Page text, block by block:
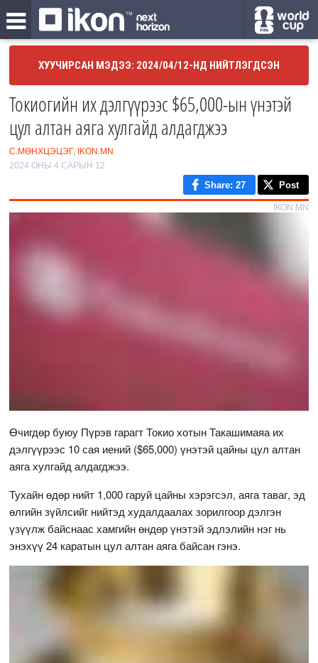
ХУУЧИРСАН МЭДЭЭ: 2024/04/12-НД НИЙТЛЭГДСЭН
Токиогийн их дэлгүүрээс $65,000-ын үнэтэй
цул алтан аяга хулгайд алдагджээ
С.МӨНХЦЭЦЭГ, IKON.MN
2024 ОНЫ 4 САРЫН 12
Share: 27 Post
IKON.MN
Өчигдөр буюу Пүрэв гарагт Токио хотын Такашимаяа их
дэлгүүрээс 10 сая иений ($65,000) үнэтэй цайны цул алтан
аяга хулгайд алдагджээ.
Тухайн өдөр нийт 1,000 гаруй цайны хэрэгсэл, аяга таваг, эд
өлгийн зүйлсийг нийтэд худалдаалах зорилгоор дэлгэн
үзүүлж байснаас хамгийн өндөр үнэтэй эдлэлийн нэг нь
энэхүү 24 каратын цул алтан аяга байсан гэнэ.